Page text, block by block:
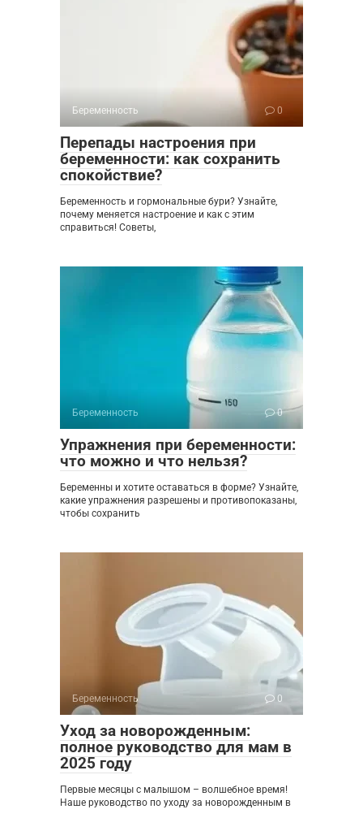
Беременность 0
Перепады настроения при
беременности: как сохранить
спокойствие?
Беременность и гормональные бури? Узнайте,
почему меняется настроение и как с этим
справиться! Советы,
Беременность 0
Упражнения при беременности:
что можно и что нельзя?
Беременны и хотите оставаться в форме? Узнайте,
какие упражнения разрешены и противопоказаны,
чтобы сохранить
Беременность 0
Уход за новорожденным:
полное руководство для мам в
2025 году
Первые месяцы с малышом – волшебное время!
Наше руководство по уходу за новорожденным в